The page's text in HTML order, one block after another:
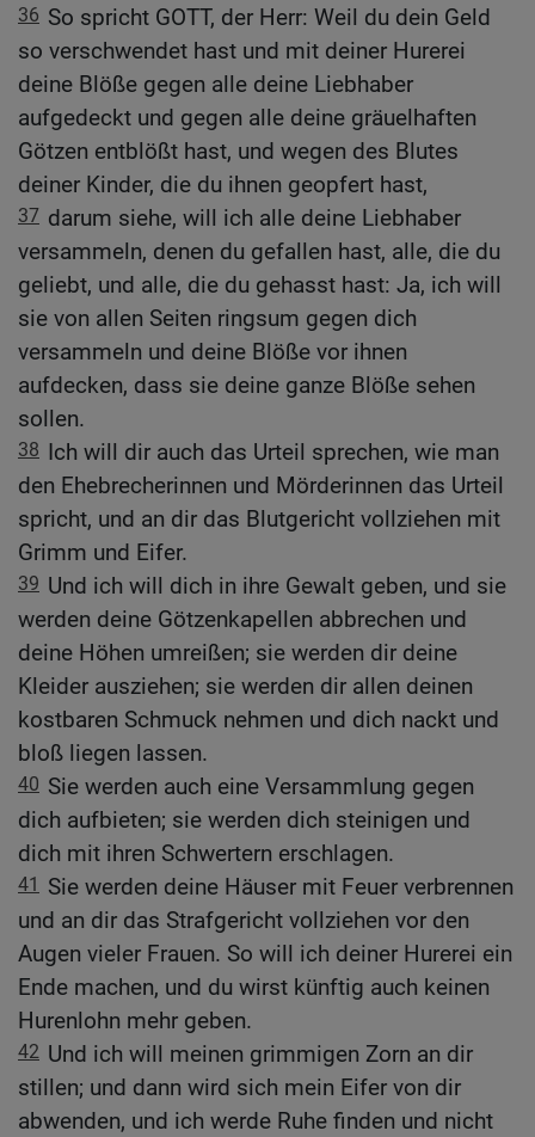
36 So spricht GOTT, der Herr: Weil du dein Geld
so verschwendet hast und mit deiner Hurerei
deine Blöße gegen alle deine Liebhaber
aufgedeckt und gegen alle deine gräuelhaften
Götzen entblößt hast, und wegen des Blutes
deiner Kinder, die du ihnen geopfert hast,
37 darum siehe, will ich alle deine Liebhaber
versammeln, denen du gefallen hast, alle, die du
geliebt, und alle, die du gehasst hast: Ja, ich will
sie von allen Seiten ringsum gegen dich
versammeln und deine Blöße vor ihnen
aufdecken, dass sie deine ganze Blöße sehen
sollen.
38 Ich will dir auch das Urteil sprechen, wie man
den Ehebrecherinnen und Mörderinnen das Urteil
spricht, und an dir das Blutgericht vollziehen mit
Grimm und Eifer.
39 Und ich will dich in ihre Gewalt geben, und sie
werden deine Götzenkapellen abbrechen und
deine Höhen umreißen; sie werden dir deine
Kleider ausziehen; sie werden dir allen deinen
kostbaren Schmuck nehmen und dich nackt und
bloß liegen lassen.
40 Sie werden auch eine Versammlung gegen
dich aufbieten; sie werden dich steinigen und
dich mit ihren Schwertern erschlagen.
41
Sie werden deine Häuser mit Feuer verbrennen
und an dir das Strafgericht vollziehen vor den
Augen vieler Frauen. So will ich deiner Hurerei ein
Ende machen, und du wirst künftig auch keinen
Hurenlohn mehr geben.
42 Und ich will meinen grimmigen Zorn an dir
stillen; und dann wird sich mein Eifer von dir
abwenden, und ich werde Ruhe finden und nicht